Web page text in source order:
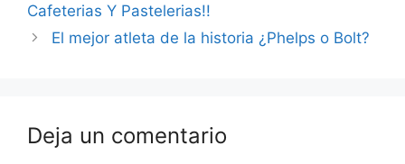
Cafeterias Y Pastelerias!!
El mejor atleta de la historia ¿Phelps o Bolt?
Deja un comentario